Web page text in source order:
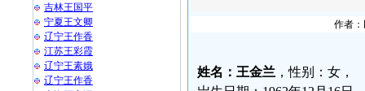
吉林王国平
宁夏王文卿
辽宁王作香⁩
江苏王彩霞
辽宁王素娥
辽宁王作香
作者：
姓名：王金兰 ，性别：女，